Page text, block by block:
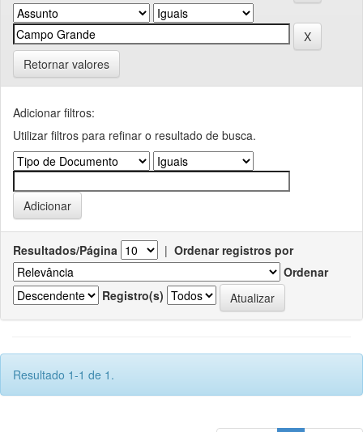
Retornar valores
Adicionar filtros:
Utilizar filtros para refinar o resultado de busca.
Resultados/Página | Ordenar registros por
Ordenar
Registro(s)
Resultado 1-1 de 1.